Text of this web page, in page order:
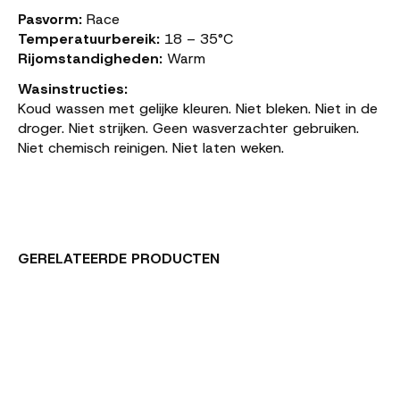
Pasvorm: Race
Temperatuurbereik: 18 – 35°C
Rijomstandigheden: Warm
Wasinstructies:
Koud wassen met gelijke kleuren. Niet bleken. Niet in de
droger. Niet strijken. Geen wasverzachter gebruiken.
Niet chemisch reinigen. Niet laten weken.
GERELATEERDE PRODUCTEN